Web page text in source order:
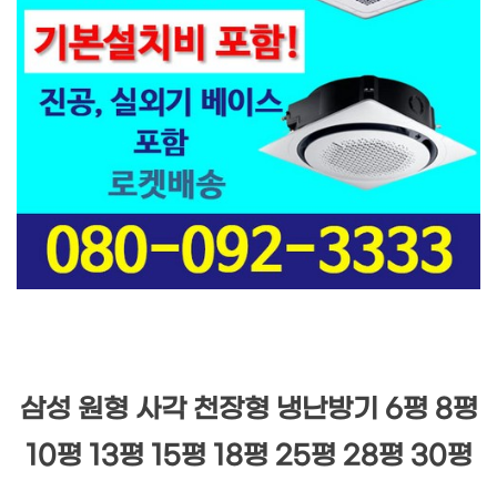
삼성 원형 사각 천장형 냉난방기 6평 8평
10평 13평 15평 18평 25평 28평 30평